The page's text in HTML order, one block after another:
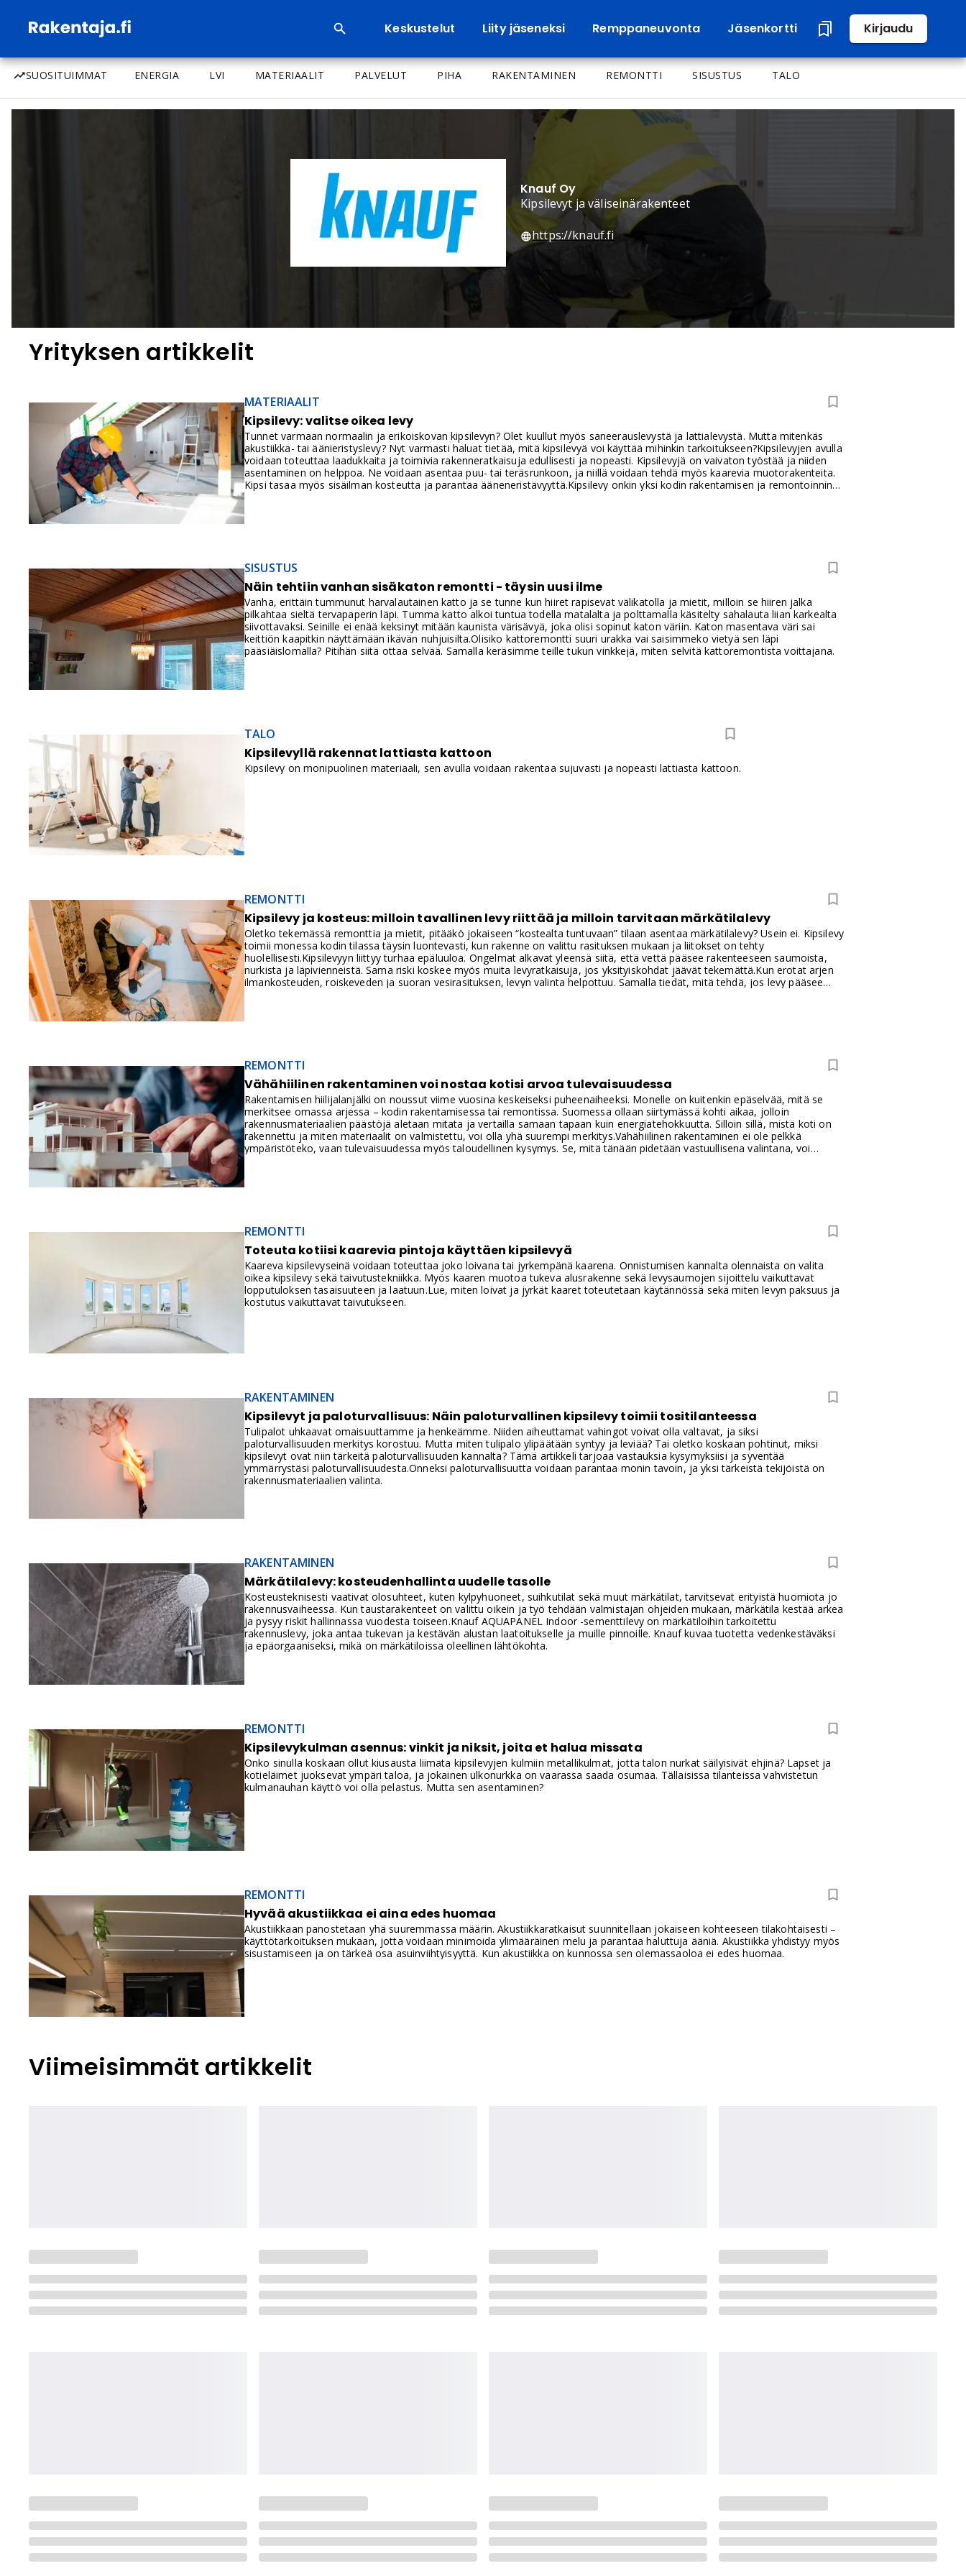
Keskustelut Liity jäseneksi Remppaneuvonta Jäsenkortti Kirjaudu
SUOSITUIMMAT ENERGIA LVI MATERIAALIT PALVELUT PIHA RAKENTAMINEN REMONTTI SISUSTUS TALO
Knauf Oy
Kipsilevyt ja väliseinärakenteet
https://knauf.fi
Yrityksen artikkelit
MATERIAALIT
Kipsilevy: valitse oikea levy
Tunnet varmaan normaalin ja erikoiskovan kipsilevyn? Olet kuullut myös saneerauslevystä ja lattialevystä. Mutta mitenkäs
akustiikka- tai äänieristyslevy? Nyt varmasti haluat tietää, mitä kipsilevyä voi käyttää mihinkin tarkoitukseen?Kipsilevyjen avulla
voidaan toteuttaa laadukkaita ja toimivia rakenneratkaisuja edullisesti ja nopeasti. Kipsilevyjä on vaivaton työstää ja niiden
asentaminen on helppoa. Ne voidaan asentaa puu- tai teräsrunkoon, ja niillä voidaan tehdä myös kaarevia muotorakenteita.
Kipsi tasaa myös sisäilman kosteutta ja parantaa ääneneristävyyttä.Kipsilevy onkin yksi kodin rakentamisen ja remontoinnin
tehtävään saneeraukseen.Tässä artikkelissa käymme läpi yleisimmät kipsilevyt ja niiden käyttökohteet: normaalin kipsilevyn,
erikoiskovan levyn, lattiakipsilevyn, märkätilalevyt, saneerauslevyn, tuulensuojakipsilevyn sekä palo-, ääni- ja akustiikkalevyt.
SISUSTUS
Näin tehtiin vanhan sisäkaton remontti - täysin uusi ilme
Vanha, erittäin tummunut harvalautainen katto ja se tunne kun hiiret rapisevat välikatolla ja mietit, milloin se hiiren jalka
pilkahtaa sieltä tervapaperin läpi. Tumma katto alkoi tuntua todella matalalta ja polttamalla käsitelty sahalauta liian karkealta
siivottavaksi. Seinille ei enää keksinyt mitään kaunista värisävyä, joka olisi sopinut katon väriin. Katon masentava väri sai
keittiön kaapitkin näyttämään ikävän nuhjuisilta.Olisiko kattoremontti suuri urakka vai saisimmeko vietyä sen läpi
pääsiäislomalla? Pitihän siitä ottaa selvää. Samalla keräsimme teille tukun vinkkejä, miten selvitä kattoremontista voittajana.
TALO
Kipsilevyllä rakennat lattiasta kattoon
Kipsilevy on monipuolinen materiaali, sen avulla voidaan rakentaa sujuvasti ja nopeasti lattiasta kattoon.
REMONTTI
Kipsilevy ja kosteus: milloin tavallinen levy riittää ja milloin tarvitaan märkätilalevy
Oletko tekemässä remonttia ja mietit, pitääkö jokaiseen “kostealta tuntuvaan” tilaan asentaa märkätilalevy? Usein ei. Kipsilevy
toimii monessa kodin tilassa täysin luontevasti, kun rakenne on valittu rasituksen mukaan ja liitokset on tehty
huolellisesti.Kipsilevyyn liittyy turhaa epäluuloa. Ongelmat alkavat yleensä siitä, että vettä pääsee rakenteeseen saumoista,
nurkista ja läpivienneistä. Sama riski koskee myös muita levyratkaisuja, jos yksityiskohdat jäävät tekemättä.Kun erotat arjen
ilmankosteuden, roiskeveden ja suoran vesirasituksen, levyn valinta helpottuu. Samalla tiedät, mitä tehdä, jos levy pääsee
REMONTTI
Vähähiilinen rakentaminen voi nostaa kotisi arvoa tulevaisuudessa
Rakentamisen hiilijalanjälki on noussut viime vuosina keskeiseksi puheenaiheeksi. Monelle on kuitenkin epäselvää, mitä se
merkitsee omassa arjessa – kodin rakentamisessa tai remontissa. Suomessa ollaan siirtymässä kohti aikaa, jolloin
rakennusmateriaalien päästöjä aletaan mitata ja vertailla samaan tapaan kuin energiatehokkuutta. Silloin sillä, mistä koti on
rakennettu ja miten materiaalit on valmistettu, voi olla yhä suurempi merkitys.Vähähiilinen rakentaminen ei ole pelkkä
ympäristöteko, vaan tulevaisuudessa myös taloudellinen kysymys. Se, mitä tänään pidetään vastuullisena valintana, voi
REMONTTI
Toteuta kotiisi kaarevia pintoja käyttäen kipsilevyä
Kaareva kipsilevyseinä voidaan toteuttaa joko loivana tai jyrkempänä kaarena. Onnistumisen kannalta olennaista on valita
oikea kipsilevy sekä taivutustekniikka. Myös kaaren muotoa tukeva alusrakenne sekä levysaumojen sijoittelu vaikuttavat
lopputuloksen tasaisuuteen ja laatuun.Lue, miten loivat ja jyrkät kaaret toteutetaan käytännössä sekä miten levyn paksuus ja
kostutus vaikuttavat taivutukseen.
RAKENTAMINEN
Kipsilevyt ja paloturvallisuus: Näin paloturvallinen kipsilevy toimii tositilanteessa
Tulipalot uhkaavat omaisuuttamme ja henkeämme. Niiden aiheuttamat vahingot voivat olla valtavat, ja siksi
paloturvallisuuden merkitys korostuu. Mutta miten tulipalo ylipäätään syntyy ja leviää? Tai oletko koskaan pohtinut, miksi
kipsilevyt ovat niin tärkeitä paloturvallisuuden kannalta? Tämä artikkeli tarjoaa vastauksia kysymyksiisi ja syventää
ymmärrystäsi paloturvallisuudesta.Onneksi paloturvallisuutta voidaan parantaa monin tavoin, ja yksi tärkeistä tekijöistä on
rakennusmateriaalien valinta.
RAKENTAMINEN
Märkätilalevy: kosteudenhallinta uudelle tasolle
Kosteusteknisesti vaativat olosuhteet, kuten kylpyhuoneet, suihkutilat sekä muut märkätilat, tarvitsevat erityistä huomiota jo
rakennusvaiheessa. Kun taustarakenteet on valittu oikein ja työ tehdään valmistajan ohjeiden mukaan, märkätila kestää arkea
ja pysyy riskit hallinnassa vuodesta toiseen.Knauf AQUAPANEL Indoor -sementtilevy on märkätiloihin tarkoitettu
rakennuslevy, joka antaa tukevan ja kestävän alustan laatoitukselle ja muille pinnoille. Knauf kuvaa tuotetta vedenkestäväksi
ja epäorgaaniseksi, mikä on märkätiloissa oleellinen lähtökohta.
REMONTTI
Kipsilevykulman asennus: vinkit ja niksit, joita et halua missata
Onko sinulla koskaan ollut kiusausta liimata kipsilevyjen kulmiin metallikulmat, jotta talon nurkat säilyisivät ehjinä? Lapset ja
kotieläimet juoksevat ympäri taloa, ja jokainen ulkonurkka on vaarassa saada osumaa. Tällaisissa tilanteissa vahvistetun
kulmanauhan käyttö voi olla pelastus. Mutta sen asentaminen?
REMONTTI
Hyvää akustiikkaa ei aina edes huomaa
Akustiikkaan panostetaan yhä suuremmassa määrin. Akustiikkaratkaisut suunnitellaan jokaiseen kohteeseen tilakohtaisesti –
käyttötarkoituksen mukaan, jotta voidaan minimoida ylimääräinen melu ja parantaa haluttuja ääniä. Akustiikka yhdistyy myös
sisustamiseen ja on tärkeä osa asuinviihtyisyyttä. Kun akustiikka on kunnossa sen olemassaoloa ei edes huomaa.
Viimeisimmät artikkelit